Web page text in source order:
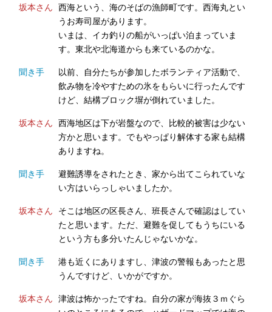
坂本さん 西海という、海のそばの漁師町です。西海丸とい
うお寿司屋があります。
いまは、イカ釣りの船がいっぱい泊まっていま
す。東北や北海道からも来ているのかな。
聞き手
以前、自分たちが参加したボランティア活動で、
飲み物を冷やすための氷をもらいに行ったんです
けど、結構ブロック塀が倒れていました。
坂本さん 西海地区は下が岩盤なので、比較的被害は少ない
方かと思います。でもやっぱり解体する家も結構
ありますね。
聞き手
避難誘導をされたとき、家から出てこられていな
い方はいらっしゃいましたか。
坂本さん そこは地区の区長さん、班長さんで確認はしてい
たと思います。ただ、避難を促してもうちにいる
という方も多分いたんじゃないかな。
聞き手
港も近くにありますし、津波の警報もあったと思
うんですけど、いかがですか。
坂本さん 津波は怖かったですね。自分の家が海抜３ｍぐら